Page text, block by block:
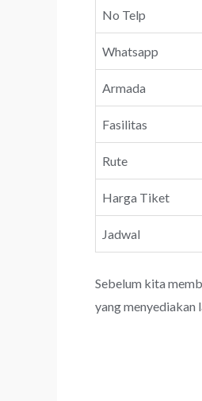
No Telp
Whatsapp
Armada
Fasilitas
Rute
Harga Tiket
Jadwal
Sebelum kita
yang menyediakan